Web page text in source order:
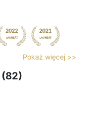
Pokaż więcej >>
(82)